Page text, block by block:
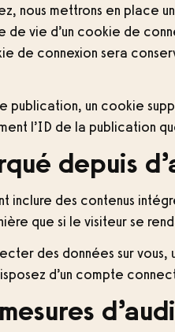
nous mettrons en place
vie d’un cookie de
de connexion sera
publication, un cookie
l’ID de la publication
depuis
inclure des contenus
que si le visiteur se
des données sur
d’un compte